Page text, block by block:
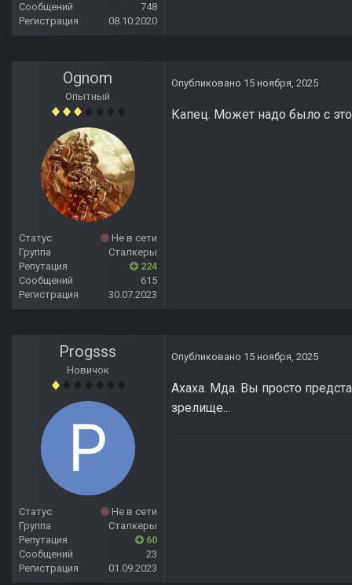
Сообщений
748
Регистрация
08.10.2020
Ognom
Опытный
Статус
Не в сети
Группа
Сталкеры
Репутация
224
Сообщений
615
Регистрация
30.07.2023
Опубликовано 15 ноября, 2025
Капец. Может надо было с
Progsss
Новичок
Статус
Не в сети
Группа
Сталкеры
Репутация
60
Сообщений
23
Регистрация
01.09.2023
Опубликовано 15 ноября, 2025
Ахаха. Мда. Вы просто
зрелище...